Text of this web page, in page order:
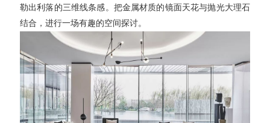
勒出利落的三维线条感。把金属材质的镜面天花与抛光大理石
结合，进行一场有趣的空间探讨。